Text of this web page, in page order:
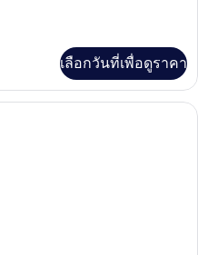
เลือกวันที่เพื่อดูราคา
เครื่องนอนระดับพรีเมียม, มินิบาร์, ตู้นิ